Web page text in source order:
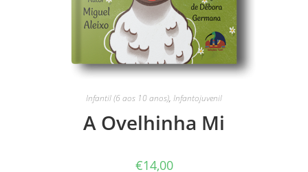
Infantil (6 aos 10 anos), Infantojuvenil
A Ovelhinha Mi
€14,00